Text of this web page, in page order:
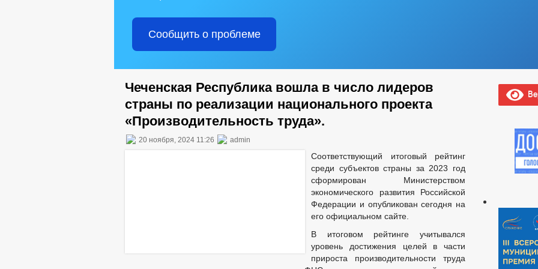
Сообщить о проблеме
Чеченская Республика вошла в число лидеров
страны по реализации национального проекта
«Производительность труда».
20 ноября, 2024 11:26 admin
Соответствующий итоговый рейтинг
среди субъектов страны за 2023 год
сформирован Министерством
экономического развития Российской
Федерации и опубликован сегодня на
его официальном сайте.
В итоговом рейтинге учитывался
уровень достижения целей в части
прироста производительности труда